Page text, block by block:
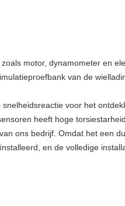
motor, dynamometer en
van de
voor het
heeft hoge
ons bedrijf. Omdat het een
en de volledige